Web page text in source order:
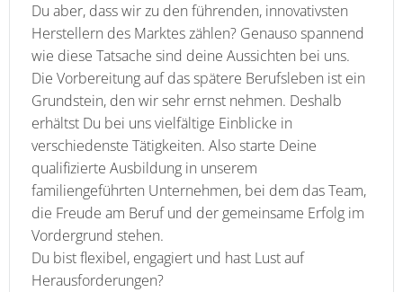
Du aber, dass wir zu den führenden, innovativsten
Herstellern des Marktes zählen? Genauso spannend
wie diese Tatsache sind deine Aussichten bei uns.
Die Vorbereitung auf das spätere Berufsleben ist ein
Grundstein, den wir sehr ernst nehmen. Deshalb
erhältst Du bei uns vielfältige Einblicke in
verschiedenste Tätigkeiten. Also starte Deine
qualifizierte Ausbildung in unserem
familiengeführten Unternehmen, bei dem das Team,
die Freude am Beruf und der gemeinsame Erfolg im
Vordergrund stehen.
Du bist flexibel, engagiert und hast Lust auf
Herausforderungen?